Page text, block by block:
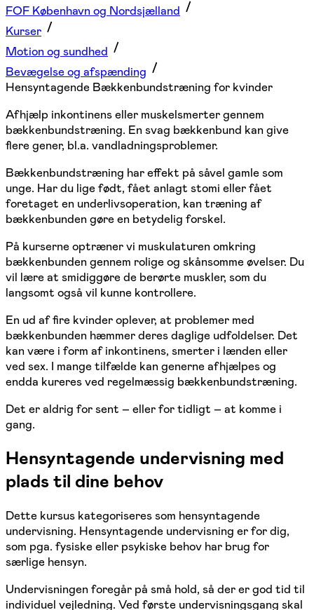
FOF København og Nordsjælland
Kurser
Motion og sundhed
Bevægelse og afspænding
Hensyntagende Bækkenbundstræning for kvinder
Afhjælp inkontinens eller muskelsmerter gennem
bækkenbundstræning. En svag bækkenbund kan give
flere gener, bl.a. vandladningsproblemer.
Bækkenbundstræning har effekt på såvel gamle som
unge. Har du lige født, fået anlagt stomi eller fået
foretaget en underlivsoperation, kan træning af
bækkenbunden gøre en betydelig forskel.
På kurserne optræner vi muskulaturen omkring
bækkenbunden gennem rolige og skånsomme øvelser. Du
vil lære at smidiggøre de berørte muskler, som du
langsomt også vil kunne kontrollere.
En ud af fire kvinder oplever, at problemer med
bækkenbunden hæmmer deres daglige udfoldelser. Det
kan være i form af inkontinens, smerter i lænden eller
ved sex. I mange tilfælde kan generne afhjælpes og
endda kureres ved regelmæssig bækkenbundstræning.
Det er aldrig for sent – eller for tidligt – at komme i
gang.
Hensyntagende undervisning med
plads til dine behov
Dette kursus kategoriseres som hensyntagende
undervisning. Hensyntagende undervisning er for dig,
som pga. fysiske eller psykiske behov har brug for
særlige hensyn.
Undervisningen foregår på små hold, så der er god tid til
individuel vejledning. Ved første undervisningsgang skal